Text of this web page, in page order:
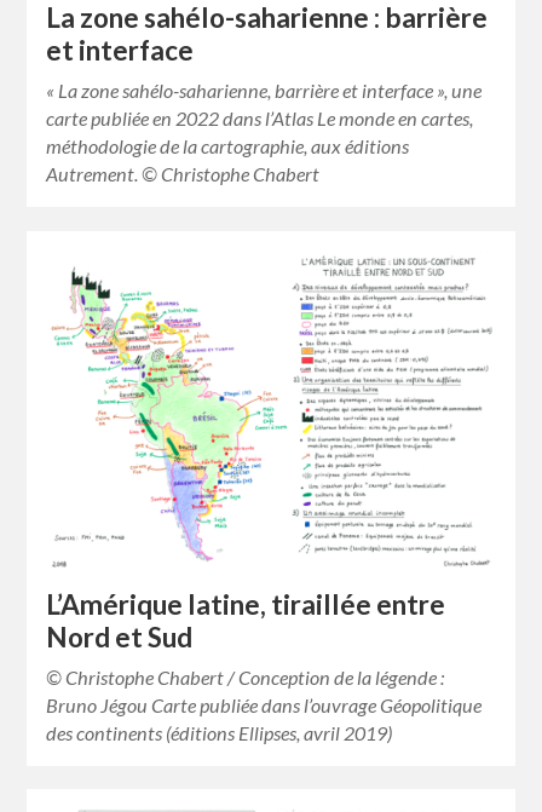
La zone sahélo-saharienne : barrière
et interface
« La zone sahélo-saharienne, barrière et interface », une
carte publiée en 2022 dans l’Atlas Le monde en cartes,
méthodologie de la cartographie, aux éditions
Autrement. © Christophe Chabert
L’Amérique latine, tiraillée entre
Nord et Sud
© Christophe Chabert / Conception de la légende :
Bruno Jégou Carte publiée dans l’ouvrage Géopolitique
des continents (éditions Ellipses, avril 2019)